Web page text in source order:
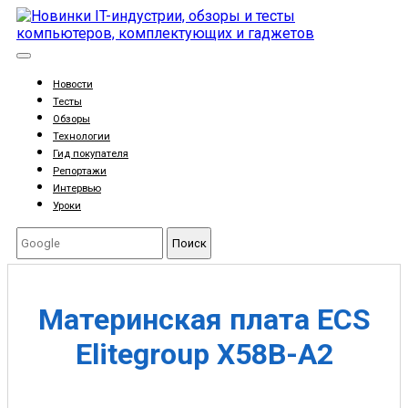
Новости
Тесты
Обзоры
Технологии
Гид покупателя
Репортажи
Интервью
Уроки
Поиск
Материнская плата ECS
Elitegroup X58B-A2